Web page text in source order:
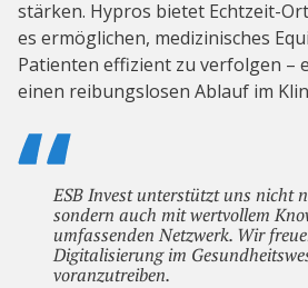
stärken. Hypros bietet Echtzeit-
es ermöglichen, medizinisches
Patienten effizient zu verfolgen –
einen reibungslosen Ablauf im
ESB Invest unterstützt uns nicht
sondern auch mit wertvollem
umfassenden Netzwerk. Wir
Digitalisierung im
voranzutreiben.